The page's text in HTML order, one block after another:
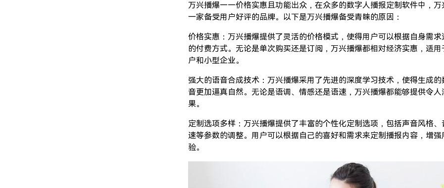
万兴播爆——价格实惠且功能出众，在众多的数字人播报定制软件中，万
一家备受用户好评的品牌。以下是万兴播爆备受青睐的原因：
价格实惠：万兴播爆提供了灵活的价格模式，使得用户可以根据自身需求
的付费方式。无论是单次购买还是订阅，万兴播爆都相对经济实惠，适用
户和小型企业。
强大的语音合成技术：万兴播爆采用了先进的深度学习技术，使得生成的
音更加逼真自然。无论是语调、情感还是语速，万兴播爆都能够提供令人
果。
定制选项多样：万兴播爆提供了丰富的个性化定制选项，包括声音风格、
速等参数的调整。用户可以根据自己的喜好和需求来定制播报内容，增强
验。